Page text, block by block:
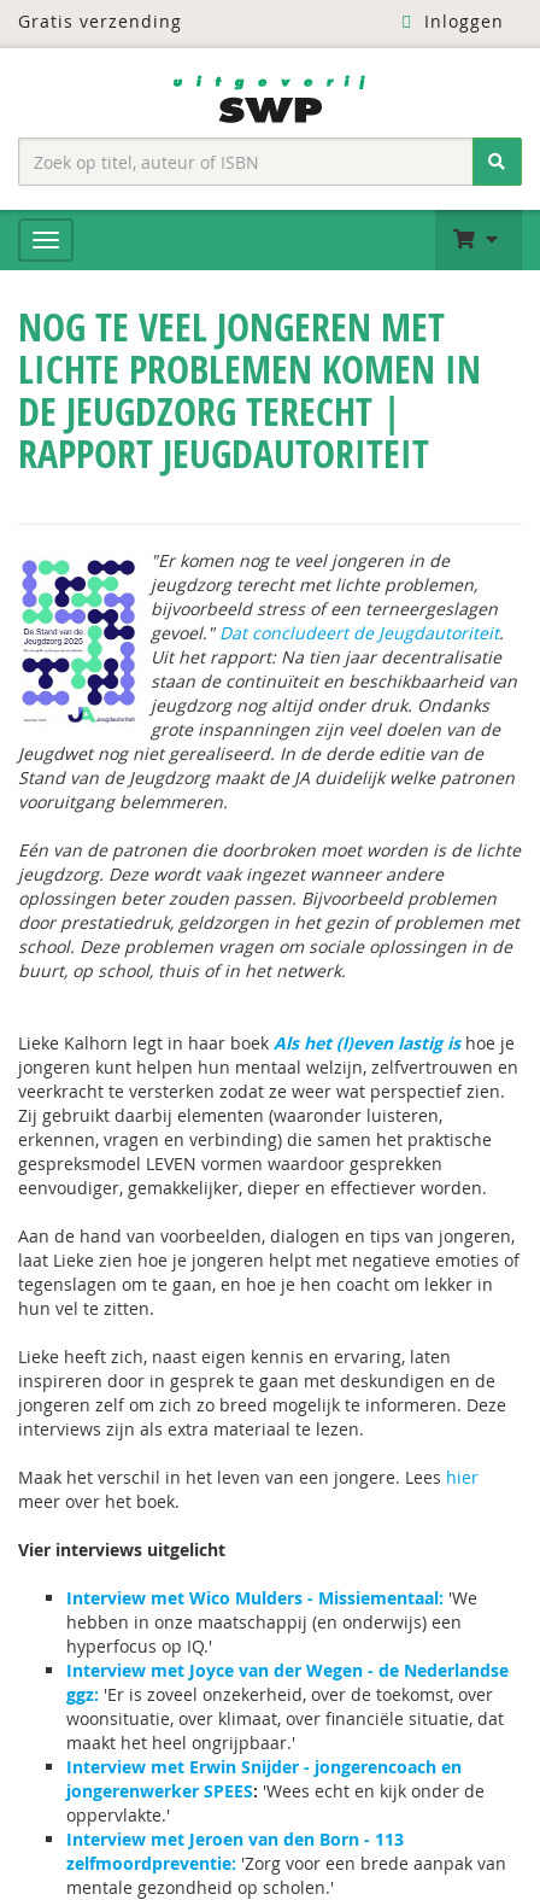
Gratis verzending Inloggen
NOG TE VEEL JONGEREN MET
LICHTE PROBLEMEN KOMEN IN
DE JEUGDZORG TERECHT |
RAPPORT JEUGDAUTORITEIT
"Er komen nog te veel jon­geren in de
jeugdzorg terecht met lichte problemen,
bijvoorbeeld stress of een terneergeslagen
gevoel." Dat concludeert de Jeugdautoriteit.
Uit het rapport: Na tien jaar decentralisatie
staan de continuïteit en beschikbaarheid van
jeugdzorg nog altijd onder druk. Ondanks
grote inspanningen zijn veel doelen van de
Jeugdwet nog niet gerealiseerd. In de derde editie van de
Stand van de Jeugdzorg maakt de JA duidelijk welke patronen
vooruitgang belemmeren.
​Eén van de patronen die doorbroken moet worden is de lichte
jeugdzorg. Deze wordt vaak ingezet wanneer andere
oplossingen beter zouden passen. Bijvoorbeeld problemen
door prestatiedruk, geldzorgen in het gezin of problemen met
school. Deze problemen vragen om sociale oplossingen in de
buurt, op school, thuis of in het netwerk.
Lieke Kalhorn legt in haar boek Als het (l)even lastig ishoe je
jongeren kunt helpen hun mentaal welzijn, zelfvertrouwen en
veerkracht te versterken zodat ze weer wat perspectief zien.
Zij gebruikt daarbij elementen (waaronder luisteren,
erkennen, vragen en verbinding) die samen het praktische
gespreksmodel LEVEN vormen waardoor gesprekken
eenvoudiger, gemakkelijker, dieper en effectiever worden.
Aan de hand van voorbeelden, dialogen en tips van jongeren,
laat Lieke zien hoe je jongeren helpt met negatieve emoties of
tegenslagen om te gaan, en hoe je hen coacht om lekker in
hun vel te zitten.
Lieke heeft zich, naast eigen kennis en ervaring, laten
inspireren door in gesprek te gaan met deskundigen en de
jongeren zelf om zich zo breed mogelijk te informeren. Deze
interviews zijn als extra materiaal te lezen.
Maak het verschil in het leven van een jongere. Lees hier
meer over het boek.
Vier interviews uitgelicht
Interview met Wico Mulders - Missiementaal: 'We
hebben in onze maatschappij (en onderwijs) een
hyperfocus op IQ.'
Interview met Joyce van der Wegen - de Nederlandse
ggz: 'Er is zoveel onzekerheid, over de toekomst, over
woonsituatie, over klimaat, over financiële situatie, dat
maakt het heel ongrijpbaar.'
Interview met Erwin Snijder - jongerencoach en
jongerenwerker SPEES: 'Wees echt en kijk onder de
oppervlakte.'
Interview met Jeroen van den Born - 113
zelfmoordpreventie: 'Zorg voor een brede aanpak van
mentale gezondheid op scholen.'